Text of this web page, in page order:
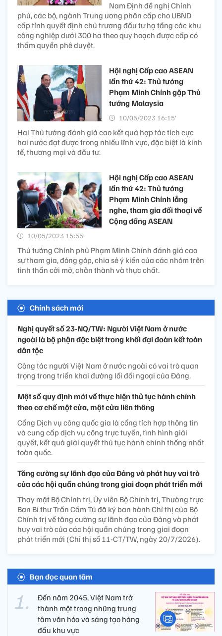
Nam Định đề nghị Chính
phủ, các bộ, ngành Trung ương phân cấp cho UBND
cấp tỉnh quyết định chủ trương đầu tư hạ tầng các khu
công nghiệp dưới 300 ha theo quy hoạch được cấp có
thẩm quyền phê duyệt.
Hội nghị Cấp cao ASEAN
lần thứ 42: Thủ tướng
Phạm Minh Chính gặp Thủ
tướng Malaysia
10/05/2023 16:15’
Hai Thủ tướng đánh giá cao kết quả hợp tác tích cực
hai nước đạt được trong nhiều lĩnh vực, đặc biệt là kinh
tế, thương mại và đầu tư.
Hội nghị Cấp cao ASEAN
lần thứ 42: Thủ tướng
Phạm Minh Chính lắng
nghe, tham gia đối thoại về
Cộng đồng ASEAN
10/05/2023 15:55’
Thủ tướng Chính phủ Phạm Minh Chính đánh giá cao
sự tham gia, đóng góp, chia sẻ ý kiến của các nhóm trên
tinh thần cởi mở, chân thành và thực chất.
Chính sách mới
Nghị quyết số 23-NQ/TW: Người Việt Nam ở nước
ngoài là bộ phận đặc biệt trong khối đại đoàn kết toàn
dân tộc
Công tác người Việt Nam ở nước ngoài có vai trò quan
trọng trong triển khai đường lối đối ngoại của Đảng.
Một số quy định mới về thực hiện thủ tục hành chính
theo cơ chế một cửa, một cửa liên thông
Cổng Dịch vụ công quốc gia là cổng tích hợp thông tin
và cung cấp dịch vụ công trực tuyến, tình hình giải
quyết, kết quả giải quyết thủ tục hành chính thống nhất
toàn quốc.
Tăng cường sự lãnh đạo của Đảng và phát huy vai trò
của các hội quần chúng trong giai đoạn phát triển mới
Thay mặt Bộ Chính trị, Ủy viên Bộ Chính trị, Thường trực
Ban Bí thư Trần Cẩm Tú đã ký ban hành Chỉ thị của Bộ
Chính trị về tăng cường sự lãnh đạo của Đảng và phát
huy vai trò của các hội quần chúng trong giai đoạn
phát triển mới (Chỉ thị số 11-CT/TW, ngày 20/7/2026).
Bạn đọc quan tâm
Đến năm 2045, Việt Nam trở
thành một trong những trung
tâm văn hóa và sáng tạo hàng
đầu khu vực